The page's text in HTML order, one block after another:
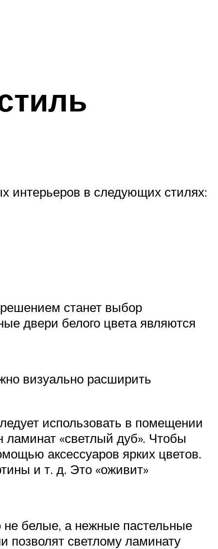
интерьеров в следующих стилях:
станет выбор
двери белого цвета являются
визуально расширить
использовать в помещении
ламинат «светлый дуб». Чтобы
аксессуаров ярких цветов.
и т. д. Это «оживит»
не белые, а нежные пастельные
позволят светлому ламинату